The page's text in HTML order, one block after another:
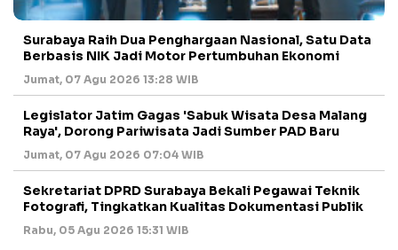
Surabaya Raih Dua Penghargaan Nasional, Satu Data
Berbasis NIK Jadi Motor Pertumbuhan Ekonomi
Jumat, 07 Agu 2026 13:28 WIB
Legislator Jatim Gagas 'Sabuk Wisata Desa Malang
Raya', Dorong Pariwisata Jadi Sumber PAD Baru
Jumat, 07 Agu 2026 07:04 WIB
Sekretariat DPRD Surabaya Bekali Pegawai Teknik
Fotografi, Tingkatkan Kualitas Dokumentasi Publik
Rabu, 05 Agu 2026 15:31 WIB